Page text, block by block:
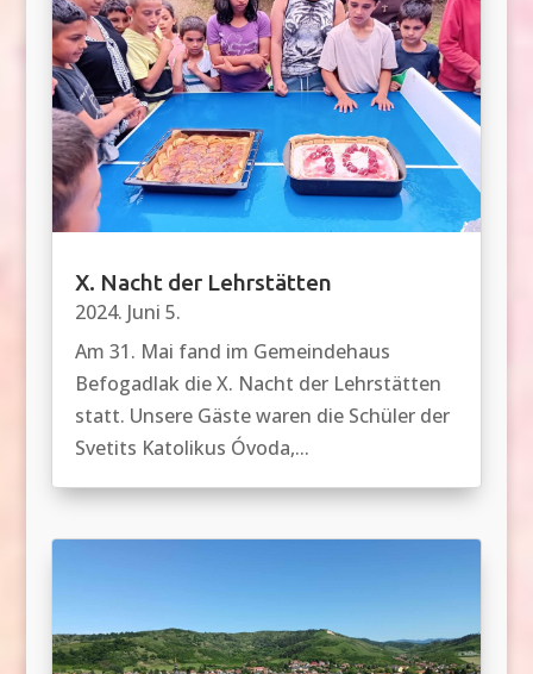
X. Nacht der Lehrstätten
2024. Juni 5.
Am 31. Mai fand im Gemeindehaus
Befogadlak die X. Nacht der Lehrstätten
statt. Unsere Gäste waren die Schüler der
Svetits Katolikus Óvoda,...